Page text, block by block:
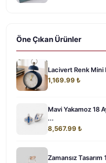
Öne Çıkan Ürünler
Lacivert Renk Mini
1,169.99 ₺
Mavi Yakamoz 18
...
8,567.99 ₺
Zamansız